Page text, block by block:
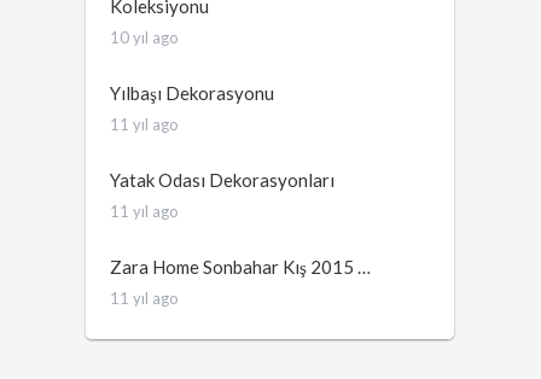
Koleksiyonu
10 yıl ago
Yılbaşı Dekorasyonu
11 yıl ago
Yatak Odası Dekorasyonları
11 yıl ago
Zara Home Sonbahar Kış 2015 …
11 yıl ago